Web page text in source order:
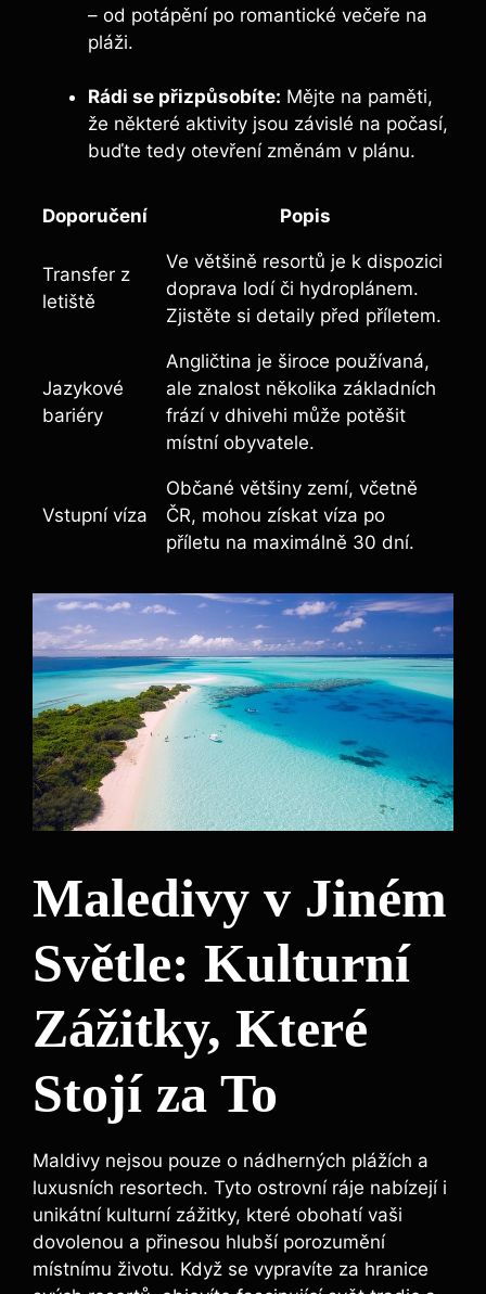
– od potápění po romantické večeře na
pláži.
Rádi se přizpůsobíte: Mějte na paměti,
že některé aktivity jsou závislé na počasí,
buďte tedy otevření změnám v plánu.
Doporučení Popis
Transfer z
letiště
Ve většině resortů je k dispozici
doprava lodí či hydroplánem.
Zjistěte si detaily před příletem.
Jazykové
bariéry
Angličtina je široce používaná,
ale znalost několika základních
frází v dhivehi může potěšit
místní obyvatele.
Vstupní víza
Občané většiny zemí, včetně
ČR, mohou získat víza po
příletu na maximálně 30 dní.
Maledivy v Jiném
Světle: Kulturní
Zážitky, Které
Stojí za To
Maldivy nejsou pouze o nádherných plážích a
luxusních resortech. Tyto ostrovní ráje nabízejí i
unikátní kulturní zážitky, které obohatí vaši
dovolenou a přinesou hlubší porozumění
místnímu životu. Když se vypravíte za hranice